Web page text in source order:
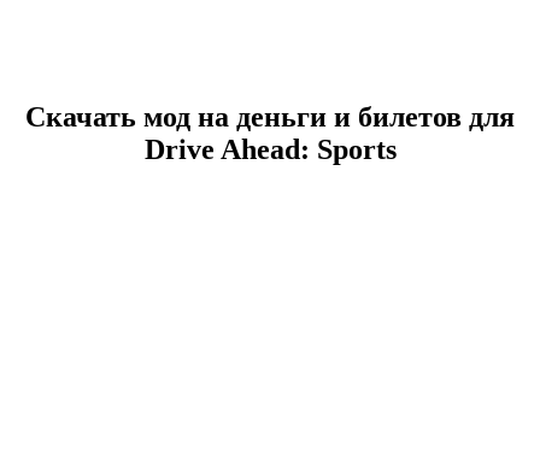
Скачать мод на деньги и билетов для
Drive Ahead: Sports